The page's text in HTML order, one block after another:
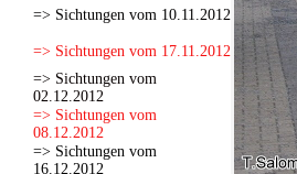
=> Sichtungen vom 10.11.2012
=> Sichtungen vom 17.11.2012
=> Sichtungen vom
02.12.2012
=> Sichtungen vom
08.12.2012
=> Sichtungen vom
16.12.2012